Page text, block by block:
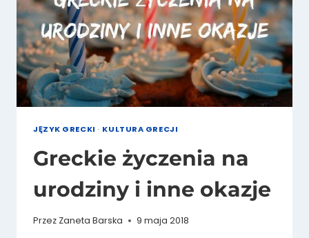
JĘZYK GRECKI · KULTURA GRECJI
Greckie życzenia na
urodziny i inne okazje
Przez Zaneta Barska 9 maja 2018